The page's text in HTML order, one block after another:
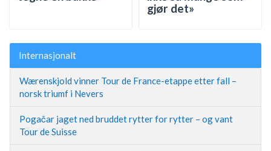
gjør det»
Internasjonalt
Wærenskjold vinner Tour de France-etappe etter fall –
norsk triumf i Nevers
Pogačar jaget ned bruddet rytter for rytter – og vant
Tour de Suisse